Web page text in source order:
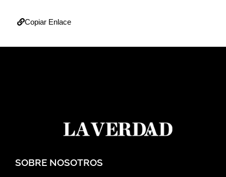
Copiar Enlace
SOBRE NOSOTROS